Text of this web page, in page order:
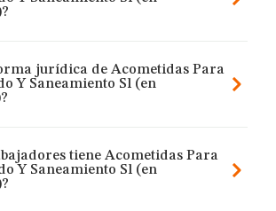
jurídica de Acometidas Para
Y Saneamiento Sl (en
tiene Acometidas Para
Y Saneamiento Sl (en